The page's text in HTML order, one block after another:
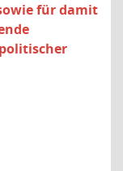
für damit